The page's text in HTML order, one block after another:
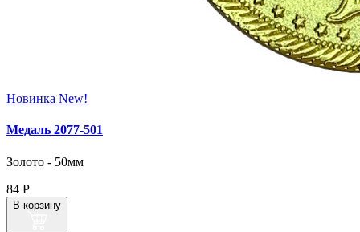
Новинка New!
Медаль 2077‑501
Золото - 50мм
84 Р
В корзину